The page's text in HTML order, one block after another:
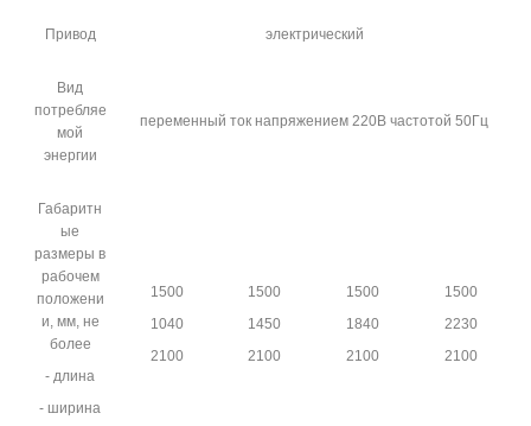
Привод электрический
Вид
потребляе
мой
энергии
переменный ток напряжением 220В частотой 50Гц
Габаритн
ые
размеры в
рабочем
положени
и, мм, не
более
- длина
- ширина
1500
1040
2100
1500
1450
2100
1500
1840
2100
1500
2230
2100